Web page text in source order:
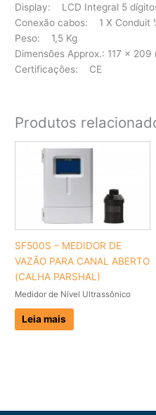
Display: LCD Integral 5
Conexão cabos: 1 X Conduit
Peso: 1,5 Kg
Dimensões Approx.: 117 x 209
Certificações: CE
Produtos
SF500S – MEDIDOR DE
VAZÃO PARA CANAL ABERTO
(CALHA PARSHAL)
Medidor de Nível Ultrassônico
Leia mais